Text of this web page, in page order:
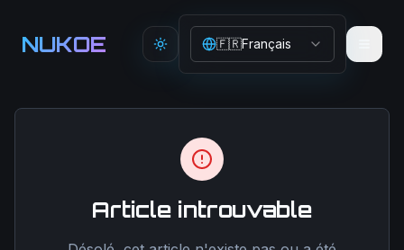
NUKOE Toggle theme
🇫🇷Français
Article introuvable